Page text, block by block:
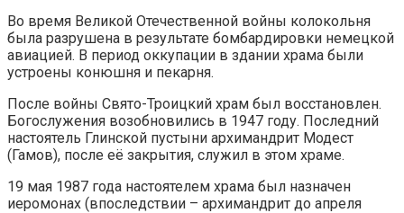
Во время Великой Отечественной войны колокольня
была разрушена в результате бомбардировки немецкой
авиацией. В период оккупации в здании храма были
устроены конюшня и пекарня.
После войны Свято-Троицкий храм был восстановлен.
Богослужения возобновились в 1947 году. Последний
настоятель Глинской пустыни архимандрит Модест
(Гамов), после её закрытия, служил в этом храме.
19 мая 1987 года настоятелем храма был назначен
иеромонах (впоследствии – архимандрит до апреля